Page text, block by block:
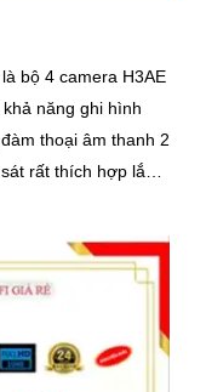
bộ 4 camera H3AE
năng ghi hình
thoại âm thanh 2
rất thích hợp lắp